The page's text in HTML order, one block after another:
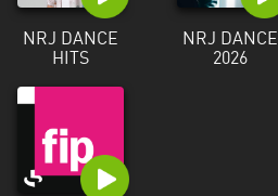
NRJ DANCE
HITS
NRJ DANCE
2026